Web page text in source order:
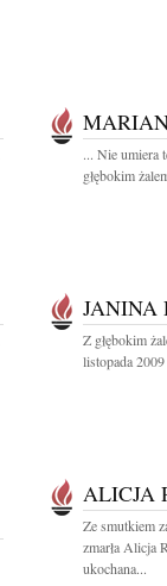
... Nie umiera
głębokim
JANINA
Z głębokim
listopada
ALICJA
Ze smutkiem
zmarła Alicja
ukochana...